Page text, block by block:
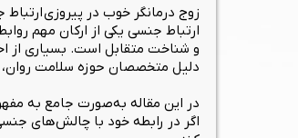
زوج درمانگر خوب در پیروزی
ارتباط جنسی یکی از ارکان مهم
و شناخت متقابل است. بسیاری از
دلیل متخصصان حوزه سلامت روان،
در این مقاله به‌صورت جامع به
اگر در رابطه خود با چالش‌های
آموزش فرزند پروری
روانشناسی نوجوانان
گروه درمانی
ارتقاء حافظه
ارتقاء خلاقیت